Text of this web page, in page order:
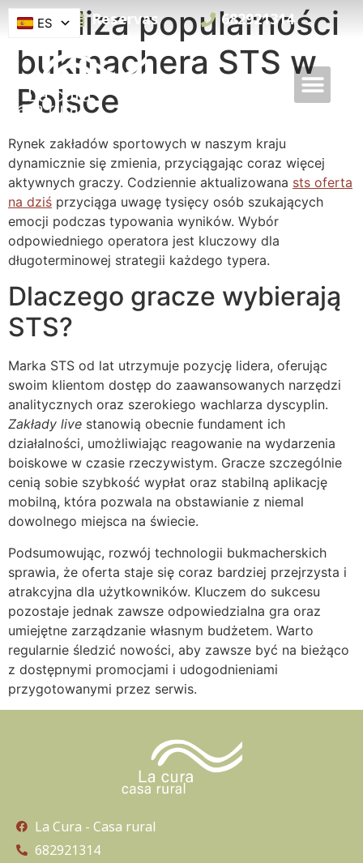
Reservas 682921314
Analiza popularności
bukmachera STS w
Polsce
Rynek zakładów sportowych w naszym kraju
dynamicznie się zmienia, przyciągając coraz więcej
aktywnych graczy. Codziennie aktualizowana sts oferta
na dziś przyciąga uwagę tysięcy osób szukających
emocji podczas typowania wyników. Wybór
odpowiedniego operatora jest kluczowy dla
długoterminowej strategii każdego typera.
Dlaczego gracze wybierają
STS?
Marka STS od lat utrzymuje pozycję lidera, oferując
swoim klientom dostęp do zaawansowanych narzędzi
analitycznych oraz szerokiego wachlarza dyscyplin.
Zakłady live stanowią obecnie fundament ich
działalności, umożliwiając reagowanie na wydarzenia
boiskowe w czasie rzeczywistym. Gracze szczególnie
cenią sobie szybkość wypłat oraz stabilną aplikację
mobilną, która pozwala na obstawianie z niemal
dowolnego miejsca na świecie.
Podsumowując, rozwój technologii bukmacherskich
sprawia, że oferta staje się coraz bardziej przejrzysta i
atrakcyjna dla użytkowników. Kluczem do sukcesu
pozostaje jednak zawsze odpowiedzialna gra oraz
umiejętne zarządzanie własnym budżetem. Warto
regularnie śledzić nowości, aby zawsze być na bieżąco
z dostępnymi promocjami i udogodnieniami
przygotowanymi przez serwis.
La Cura - Casa rural
682921314
ES